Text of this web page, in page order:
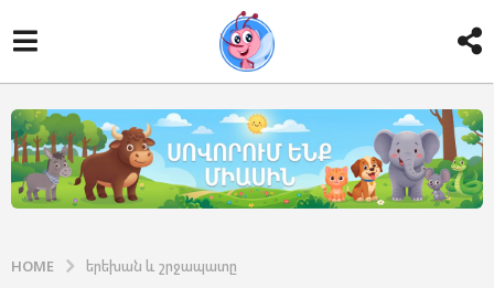
HOME երեխան և շրջապատը